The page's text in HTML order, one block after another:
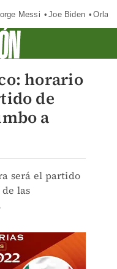
Messi Joe Biden
horario
de
a
será el partido
las